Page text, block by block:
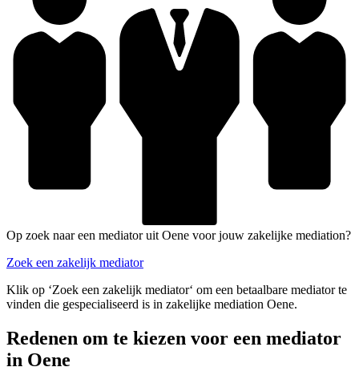
Op zoek naar een mediator uit Oene voor jouw zakelijke mediation?
Zoek een zakelijk mediator
Klik op ‘Zoek een zakelijk mediator‘ om een betaalbare mediator te
vinden die gespecialiseerd is in zakelijke mediation Oene.
Redenen om te kiezen voor een mediator
in Oene